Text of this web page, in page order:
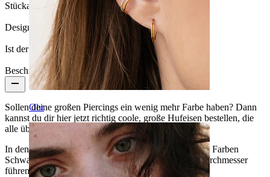
Ohr
Stückanzahl:1
Design: Simpel
Ist der Schmuck beschichtet?:Ja, ganzer Schmuck
Beschreibung
Sollen deine großen Piercings ein wenig mehr Farbe haben? Dann
kannst du dir hier jetzt richtig coole, große Hufeisen bestellen, die
alle über 2 mm Stabstärke auf Lager sind.
In den Größen ab 2,5 mm sind die beiden beliebtesten Farben
Schwarz und Multicolor, die wir sogar bis 6,5 mm Durchmesser
führen.